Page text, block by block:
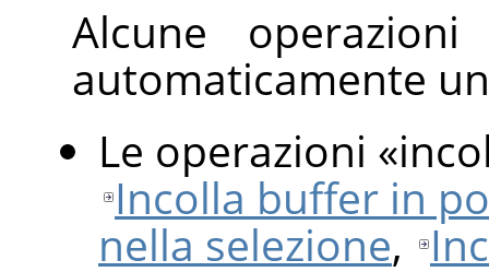
Alcune
automaticamente
Le operazioni «
Incolla buffer in
nella selezione,